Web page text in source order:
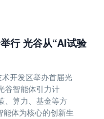
行 光谷从“AI试验
开发区举办首届光
谷智能体引力计
、算力、基金等方
体为核心的创新生